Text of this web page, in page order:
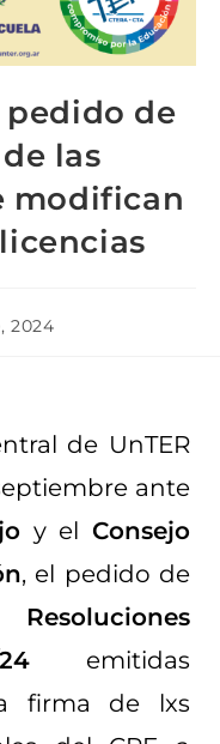
pedido de
las
modifican
2024
de UnTER
ante
y el Consejo
, el pedido de
emitidas
firma de lxs